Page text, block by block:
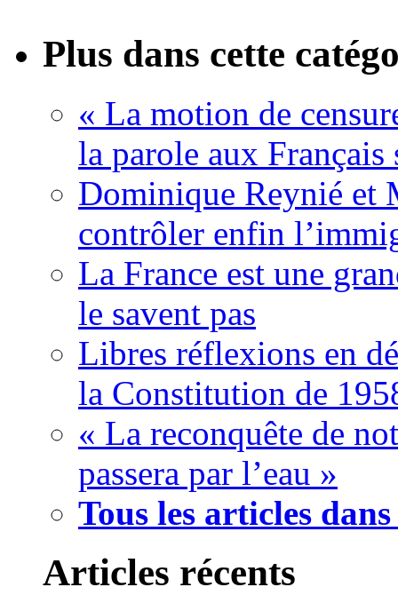
Plus dans cette
« La motion de
la parole aux
Dominique Reynié et
contrôler enfin
La France est une
le savent pas
Libres réflexions en
la Constitution de
« La reconquête de
passera par l’eau »
Tous les articles
Articles récents